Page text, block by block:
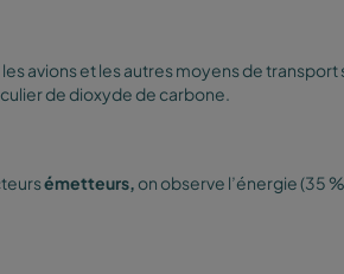
avions et les autres moyens de transport
de dioxyde de carbone.
émetteurs, on observe l’énergie (35